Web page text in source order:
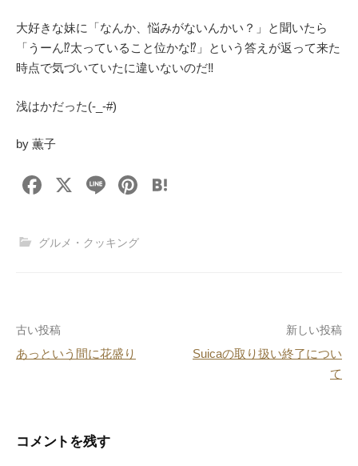
大好きな妹に「なんか、悩みがないんかい？」と聞いたら
「うーん⁉太っていること位かな⁉」という答えが返って来た
時点で気づいていたに違いないのだ‼
浅はかだった(-_-#)
by 薫子
F
c
o
k
X
Li
e
Pi
グルメ・クッキング
投
稿
ゲ
古い投稿
あっという間に花盛り
新しい投稿
Suicaの取り扱い終了につい
て
コメントを残す